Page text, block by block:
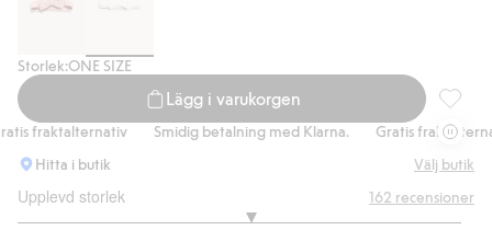
Storlek:ONE SIZE
Lägg i varukorgen
fraktalternativ Smidig betalning med Klarna.
Gratis
Hitta i butik
Välj butik
Upplevd storlek 162 recensioner